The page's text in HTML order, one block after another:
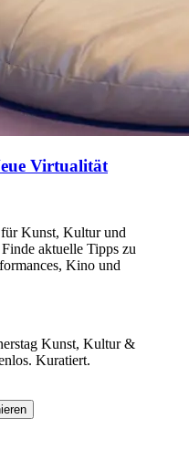
Virtualität
Kunst, Kultur und
aktuelle Tipps zu
Kino und
Kunst, Kultur &
Kuratiert.